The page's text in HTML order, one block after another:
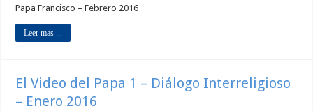
Papa Francisco – Febrero 2016
Leer mas ...
El Video del Papa 1 – Diálogo Interreligioso
– Enero 2016